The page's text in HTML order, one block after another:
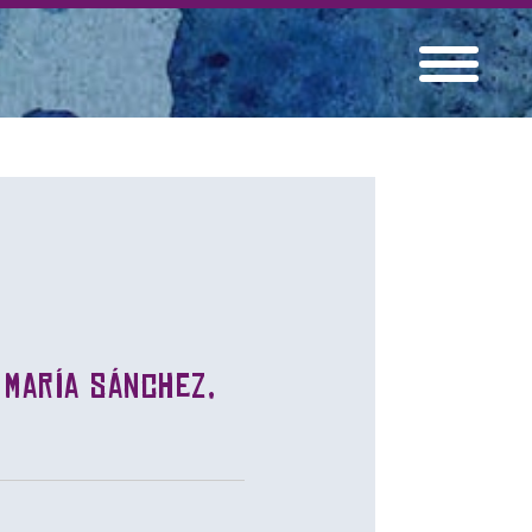
Sánchez,